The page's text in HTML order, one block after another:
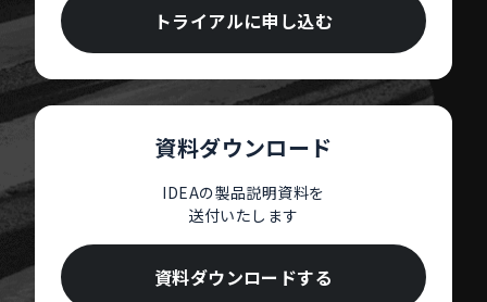
トライアルに申し込む
資料ダウンロード
IDEAの製品説明資料を
送付いたします
資料ダウンロードする